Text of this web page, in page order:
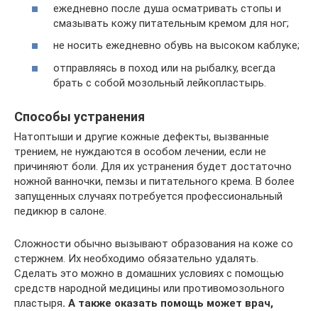
ежедневно после душа осматривать стопы и
смазывать кожу питательным кремом для ног;
не носить ежедневно обувь на высоком каблуке;
отправляясь в поход или на рыбалку, всегда
брать с собой мозольный лейкопластырь.
Способы устранения
Натоптыши и другие кожные дефекты, вызванные
трением, не нуждаются в особом лечении, если не
причиняют боли. Для их устранения будет достаточно
ножной ванночки, пемзы и питательного крема. В более
запущенных случаях потребуется профессиональный
педикюр в салоне.
Сложности обычно вызывают образования на коже со
стержнем. Их необходимо обязательно удалять.
Сделать это можно в домашних условиях с помощью
средств народной медицины или противомозольного
пластыря. А также оказать помощь может врач,